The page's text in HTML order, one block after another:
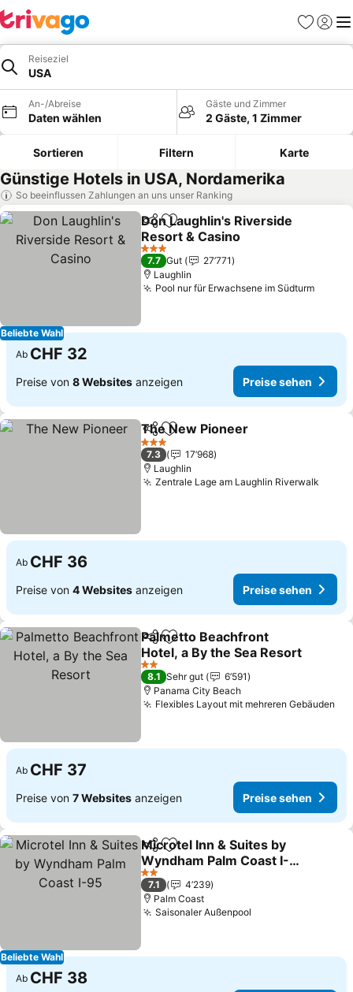
Favoriten
Reiseziel
USA
An-/Abreise
Daten wählen
Gäste und Zimmer
2 Gäste, 1 Zimmer
Sortieren Filtern Karte
Günstige Hotels in USA, Nordamerika
So beeinflussen Zahlungen an uns unser Ranking
Beliebte Wahl
TeilenZu Favoriten hinzufügen
Don Laughlin's Riverside
Resort & Casino
Preise sehen
3 Sterne
7.7 Gut
27’771
Laughlin
Pool nur für Erwachsene im Südturm
Ab CHF 32
Preise von 8 Websites anzeigen Preise sehen
TeilenZu Favoriten hinzufügen
The New Pioneer
3 Sterne
7.3
17’968
Laughlin
Zentrale Lage am Laughlin Riverwalk
Ab CHF 36
Preise von 4 Websites anzeigen Preise sehen
TeilenZu Favoriten hinzufügen
Palmetto Beachfront
Hotel, a By the Sea Resort
Preise sehen
2 Sterne
8.1 Sehr gut
6’591
Panama City Beach
Flexibles Layout mit mehreren Gebäuden
Ab CHF 37
Preise von 7 Websites anzeigen Preise sehen
Beliebte Wahl
TeilenZu Favoriten hinzufügen
Microtel Inn & Suites by
Wyndham Palm Coast I-
95
Preise sehen
2 Sterne
7.1
4’239
Palm Coast
Saisonaler Außenpool
Ab CHF 38